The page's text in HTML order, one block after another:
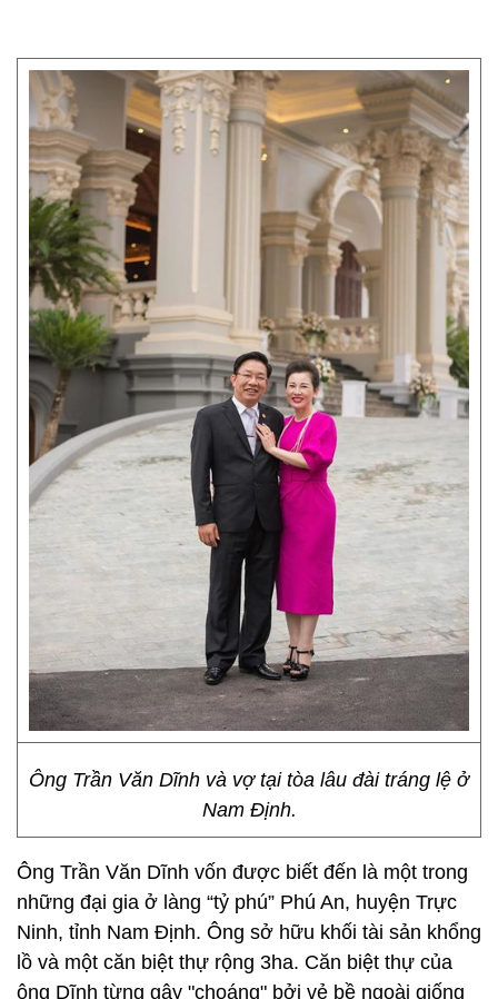
Ông Trần Văn Dĩnh và vợ tại tòa lâu đài tráng lệ ở
Nam Định.
Ông Trần Văn Dĩnh vốn được biết đến là một trong
những đại gia ở làng “tỷ phú” Phú An, huyện Trực
Ninh, tỉnh Nam Định. Ông sở hữu khối tài sản khổng
lồ và một căn biệt thự rộng 3ha. Căn biệt thự của
ông Dĩnh từng gây "choáng" bởi vẻ bề ngoài giống